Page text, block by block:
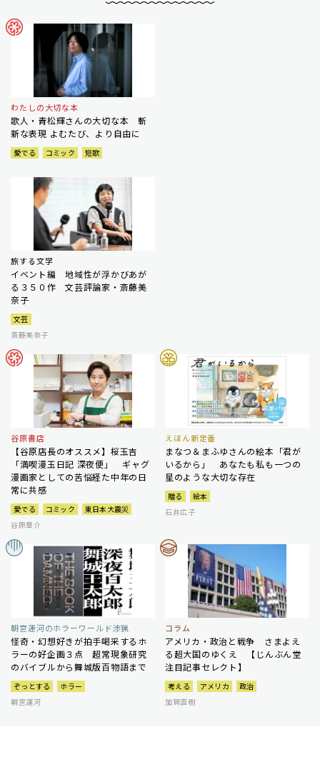
わたしの大切な本
歌人・青松輝さんの大切な本 斬
新な表現 よむたび、より自由に
愛でる コミック 短歌
旅する文学
イベント編 地域性が浮かびあが
る３５０作 文芸評論家・斎藤美
奈子
文芸
斎藤美奈子
谷原書店
【谷原店長のオススメ】桜玉吉
「満喫漫玉日記 深夜便」 ギャグ
漫画家としての苦悩経た中年の日
常に共感
愛でる コミック
東日本大震災
谷原章介
えほん新定番
まなつ＆まふゆさんの絵本「君が
いるから」 あなたも私も一つの
星のような大切な存在
贈る
絵本
石井広子
朝宮運河のホラーワールド渉猟
怪奇・幻想好きが拍手喝采するホ
ラーの好企画３点 超常現象研究
のバイブルから舞城版百物語まで
ぞっとする
ホラー
朝宮運河
コラム
アメリカ・政治と戦争 さまよえ
る超大国のゆくえ 【じんぶん堂
注目記事セレクト】
考える アメリカ
政治
加賀直樹